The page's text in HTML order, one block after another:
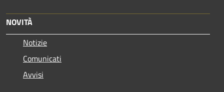
NOVITÀ
Notizie
Comunicati
Avvisi